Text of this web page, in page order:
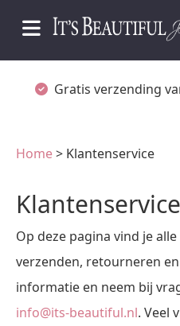
Gratis verzending
Home> Klantenservice
Klantenservice
Op deze pagina vind je
verzenden, retourneren
informatie en neem bij
info@its-beautiful.nl. Veel